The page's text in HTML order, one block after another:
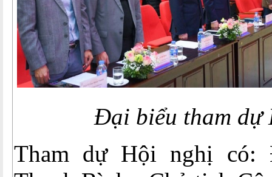
Đại biểu tham dự
Tham dự Hội nghị có: